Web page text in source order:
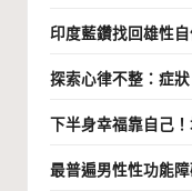
印度藍鑽找回雄性
探索心律不整：症
下半身幸福靠自己
最普遍男性性功能